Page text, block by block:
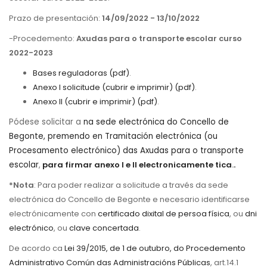
Prazo de presentación: 14/09/2022 - 13/10/2022
-Procedemento: Axudas para o transporte escolar curso
2022-2023
Bases reguladoras (pdf).
Anexo I solicitude (cubrir e imprimir) (pdf).
Anexo II (cubrir e imprimir) (pdf).
Pódese solicitar a na sede electrónica do Concello de
Begonte, premendo en Tramitación electrónica (ou
Procesamento electrónico) das Axudas para o transporte
escolar, para firmar anexo I e II electronicamente tica..
*Nota: Para poder realizar a solicitude a través da sede
electrónica do Concello de Begonte e necesario identificarse
electrónicamente con certificado dixital de persoa física, ou dni
electrónico, ou clave concertada.
De acordo ca Lei 39/2015, de 1 de outubro, do Procedemento
Administrativo Común das Administracións Públicas, art.14.1